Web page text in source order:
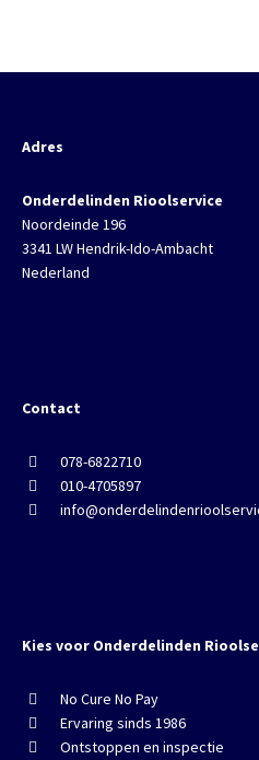
Adres
Onderdelinden Rioolservice
Noordeinde 196
3341 LW Hendrik-Ido-Ambacht
Nederland
Contact
078-6822710
010-4705897
Kies voor Onderdelinden
No Cure No Pay
Ervaring sinds 1986
Ontstoppen en inspectie